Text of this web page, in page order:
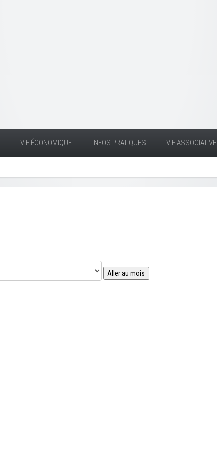
VIE ÉCONOMIQUE INFOS PRATIQUES VIE ASSOCIATIVE
Aller au mois